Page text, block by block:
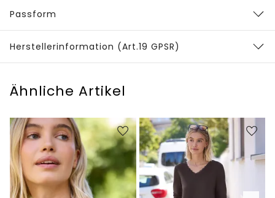
Passform
Herstellerinformation (Art.19 GPSR)
Ähnliche Artikel